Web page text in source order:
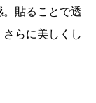
貼ることで透
らに美しくし